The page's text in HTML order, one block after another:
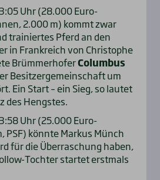
Uhr (28.000 Euro-
2.000 m) kommt zwar
trainiertes Pferd an den
in Frankreich von Christophe
BrümmerhoferColumbus
Besitzergemeinschaft um
Ein Start – ein Sieg, so lautet
des Hengstes.
Uhr (25.000 Euro-
PSF) könnte Markus Münch
für die Überraschung haben,
Tochter startet erstmals